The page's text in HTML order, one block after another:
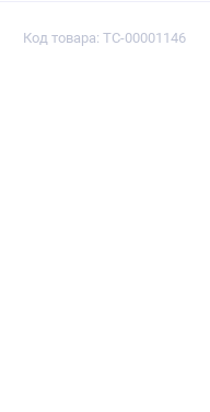
Код товара: ТС-00001146